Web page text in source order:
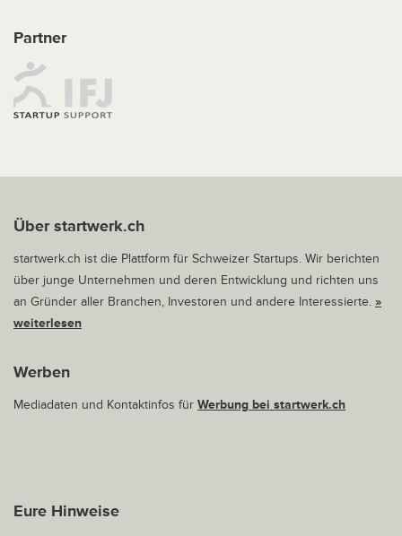
Partner
Über startwerk.ch
startwerk.ch ist die Plattform für Schweizer Startups. Wir berichten
über junge Unternehmen und deren Entwicklung und richten uns
an Gründer aller Branchen, Investoren und andere Interessierte. »
weiterlesen
Werben
Mediadaten und Kontaktinfos für Werbung bei startwerk.ch
Eure Hinweise